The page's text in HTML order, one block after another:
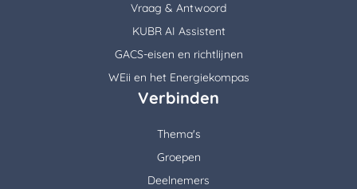
Vraag & Antwoord
KUBR AI Assistent
GACS-eisen en richtlijnen
WEii en het Energiekompas
Verbinden
Thema's
Groepen
Deelnemers